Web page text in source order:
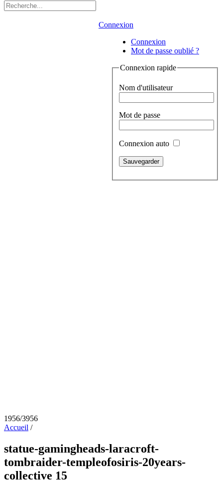
Connexion
Connexion
Mot de passe oublié ?
Connexion rapide
Nom d'utilisateur
Mot de passe
Connexion auto
1956/3956
Accueil /
statue-gamingheads-laracroft-
tombraider-templeofosiris-20years-
collective 15